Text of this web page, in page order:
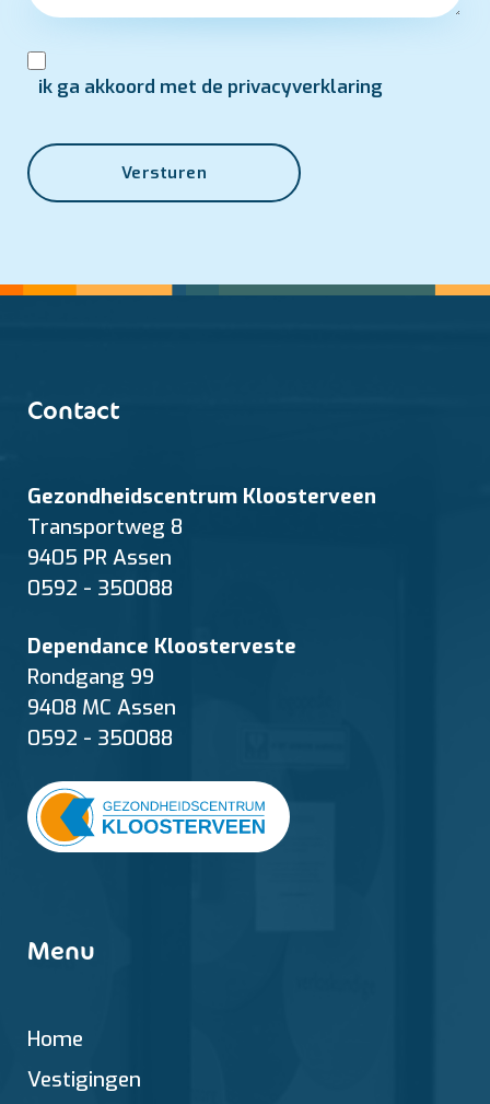
ik ga akkoord met de privacyverklaring
Versturen
Contact
Gezondheidscentrum Kloosterveen
Transportweg 8
9405 PR Assen
0592 - 350088
Dependance Kloosterveste
Rondgang 99
9408 MC Assen
0592 - 350088
Menu
Home
Vestigingen